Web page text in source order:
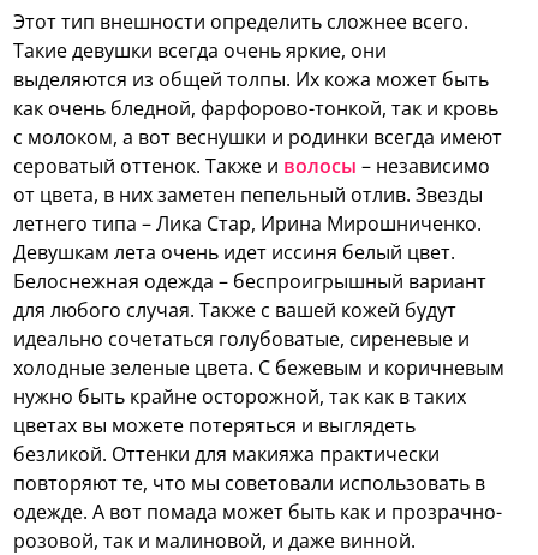
Этот тип внешности определить сложнее всего.
Такие девушки всегда очень яркие, они
выделяются из общей толпы. Их кожа может быть
как очень бледной, фарфорово-тонкой, так и кровь
с молоком, а вот веснушки и родинки всегда имеют
сероватый оттенок. Также и волосы – независимо
от цвета, в них заметен пепельный отлив. Звезды
летнего типа – Лика Стар, Ирина Мирошниченко.
Девушкам лета очень идет иссиня белый цвет.
Белоснежная одежда – беспроигрышный вариант
для любого случая. Также с вашей кожей будут
идеально сочетаться голубоватые, сиреневые и
холодные зеленые цвета. С бежевым и коричневым
нужно быть крайне осторожной, так как в таких
цветах вы можете потеряться и выглядеть
безликой. Оттенки для макияжа практически
повторяют те, что мы советовали использовать в
одежде. А вот помада может быть как и прозрачно-
розовой, так и малиновой, и даже винной.